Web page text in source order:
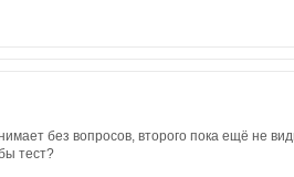
без вопросов, второго пока ещё не
тест?